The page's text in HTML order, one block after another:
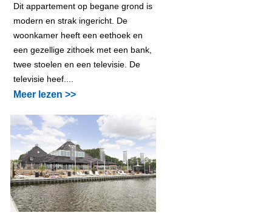
Dit appartement op begane grond is
modern en strak ingericht. De
woonkamer heeft een eethoek en
een gezellige zithoek met een bank,
twee stoelen en een televisie. De
televisie heef....
Meer lezen >>